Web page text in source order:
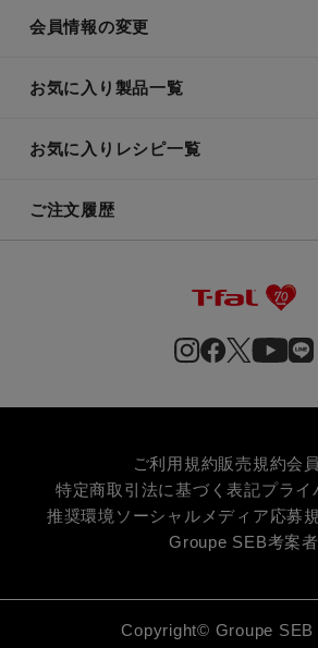
会員情報の変更
お気に入り製品一覧
お気に入りレシピ一覧
ご注文履歴
ご利用規約販売規約会
特定商取引法に基づく表記プライ
推奨環境 ソーシャルメディア応募
Groupe SEB考案者
Copyright© Groupe SEB